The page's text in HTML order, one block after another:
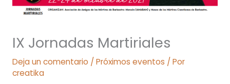
IX Jornadas Martiriales
Deja un comentario / Próximos eventos / Por
creatika